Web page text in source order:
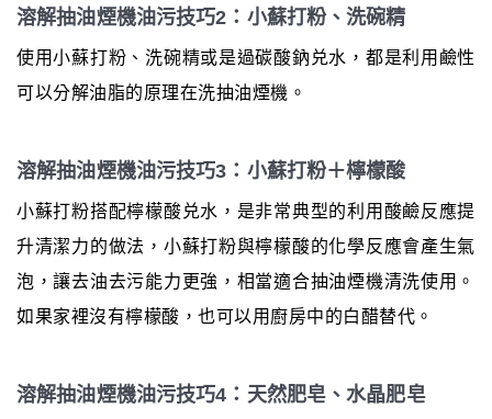
溶解抽油煙機油污技巧2：小蘇打粉、洗碗精
使用小蘇打粉、洗碗精或是過碳酸鈉兑水，都是利用鹼性
可以分解油脂的原理在洗抽油煙機。
溶解抽油煙機油污技巧3：小蘇打粉＋檸檬酸
小蘇打粉搭配檸檬酸兑水，是非常典型的利用酸鹼反應提
升清潔力的做法，小蘇打粉與檸檬酸的化學反應會產生氣
泡，讓去油去污能力更強，相當適合抽油煙機清洗使用。
如果家裡沒有檸檬酸，也可以用廚房中的白醋替代。
溶解抽油煙機油污技巧4：天然肥皂、水晶肥皂